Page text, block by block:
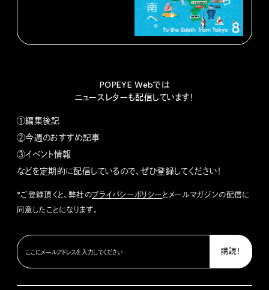
POPEYE Webでは
ニュースレターも配信しています！
①編集後記
②今週のおすすめ記事
③イベント情報
などを定期的に配信しているので、ぜひ登録してください！
*ご登録頂くと、弊社のプライバシーポリシーとメールマガジンの配信に
同意したことになります。